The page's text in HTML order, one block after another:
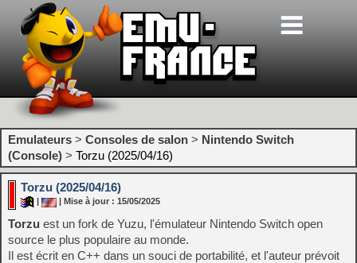
Emulateurs > Consoles de salon > Nintendo Switch
(Console) > Torzu (2025/04/16)
Torzu (2025/04/16)
| Mise à jour : 15/05/2025
Torzu est un fork de Yuzu, l'émulateur Nintendo Switch open
source le plus populaire au monde.
Il est écrit en C++ dans un souci de portabilité, et l'auteur prévoit